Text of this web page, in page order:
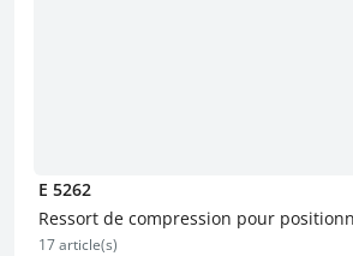
E 5262
Ressort de compression pour
17 article(s)